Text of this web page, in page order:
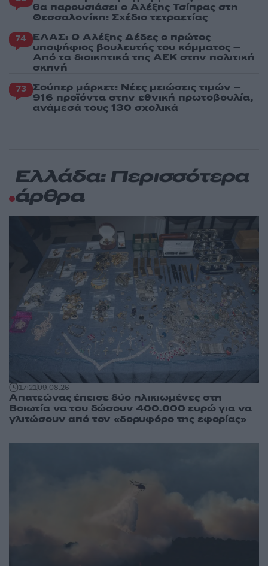
θα παρουσιάσει ο Αλέξης Τσίπρας στη
Θεσσαλονίκη: Σχέδιο τετραετίας
74 ΕΛΑΣ: Ο Αλέξης Δέδες ο πρώτος
υποψήφιος βουλευτής του κόμματος –
Από τα διοικητικά της ΑΕΚ στην πολιτική
σκηνή
73 Σούπερ μάρκετ: Νέες μειώσεις τιμών –
916 προϊόντα στην εθνική πρωτοβουλία,
ανάμεσά τους 130 σχολικά
Ελλάδα: Περισσότερα
άρθρα
17:2109.08.26
Απατεώνας έπεισε δύο ηλικιωμένες στη
Βοιωτία να του δώσουν 400.000 ευρώ για να
γλιτώσουν από τον «δορυφόρο της εφορίας»